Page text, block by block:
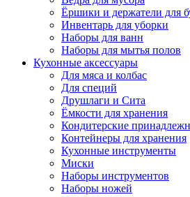
Ёршики и держатели для
Инвентарь для уборки
Наборы для ванн
Наборы для мытья полов
Кухонные аксессуары
Для мяса и колбас
Для специй
Друшлаги и Сита
Ёмкости для хранения
Кондитерские
Контейнеры для хранения
Кухонные инструменты
Миски
Наборы инструментов
Наборы ножей